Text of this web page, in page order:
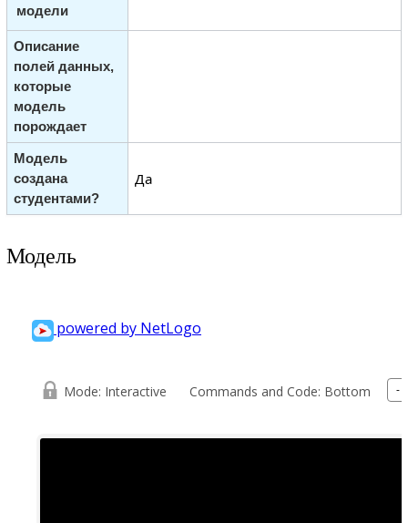
модели
Описание
полей данных,
которые
модель
порождает
Модель
создана
студентами?
Да
Модель